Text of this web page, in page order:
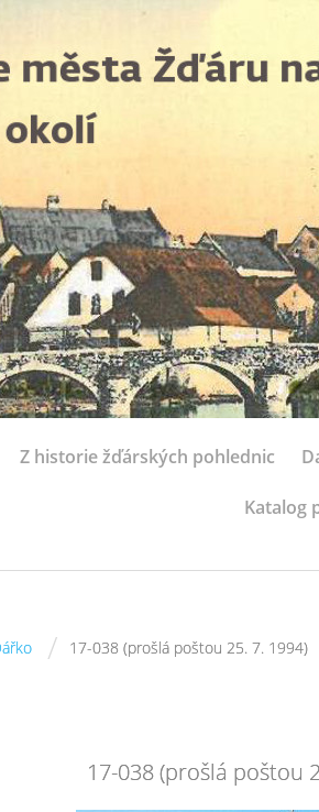
Z historie žďárských pohlednic
Katalog
/ 17-038 (prošlá poštou 25. 7. 1994)
17-038 (prošlá poštou